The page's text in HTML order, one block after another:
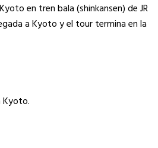
en tren bala (shinkansen) de JR
a Kyoto y el tour termina en la
Kyoto.